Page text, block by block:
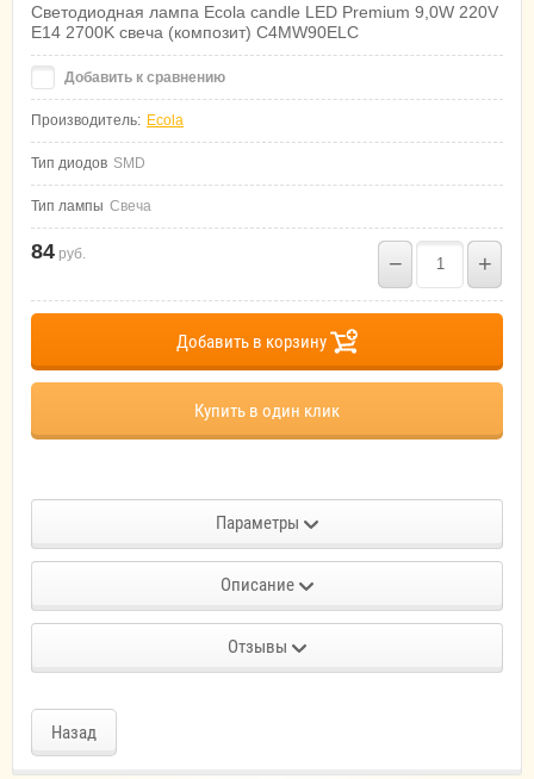
Светодиодная лампа Ecola candle LED Premium 9,0W 220V
E14 2700K свеча (композит) C4MW90ELC
Добавить к сравнению
Производитель: Ecola
Тип диодов SMD
Тип лампы Свеча
84 руб. − +
Добавить в корзину
Купить в один клик
Параметры
Описание
Отзывы
Назад